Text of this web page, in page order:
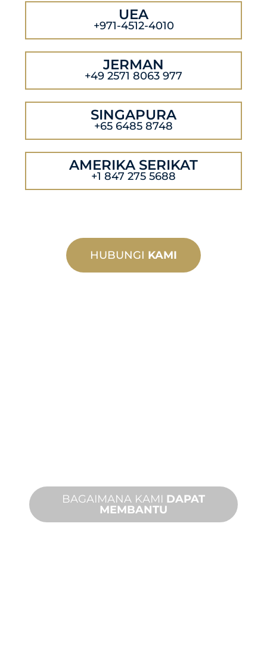
UEA
+971-4512-4010
JERMAN
+49 2571 8063 977
SINGAPURA
+65 6485 8748
AMERIKA SERIKAT
+1 847 275 5688
HUBUNGI KAMI
BAGAIMANA KAMI DAPAT
MEMBANTU